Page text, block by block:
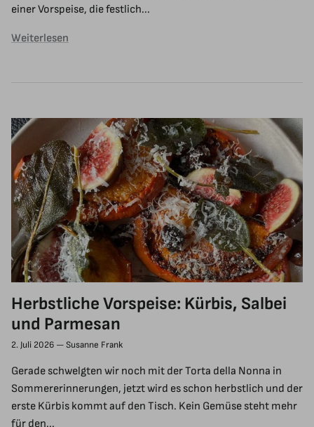
einer Vorspeise, die festlich...
Weiterlesen
Herbstliche Vorspeise: Kürbis, Salbei
und Parmesan
2. Juli 2026 —Susanne Frank
Gerade schwelgten wir noch mit der Torta della Nonna in
Sommererinnerungen, jetzt wird es schon herbstlich und der
erste Kürbis kommt auf den Tisch. Kein Gemüse steht mehr
für den...